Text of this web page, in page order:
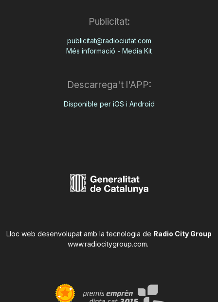
Publicitat:
publicitat@radiociutat.com
Més informació - Media Kit
Descarrega't l'APP:
Disponible per iOS i Android
Lloc web desenvolupat amb la tecnologia de Radio City Group
www.radiocitygroup.com.